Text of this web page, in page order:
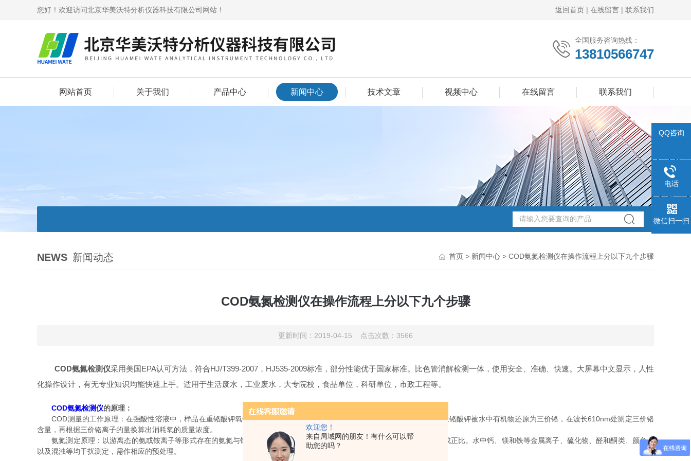
欢迎您！
来自局域网的朋友！有什么可以帮
助您的吗？
您好！欢迎访问北京华美沃特分析仪器科技有限公司网站！ 返回首页 | 在线留言 | 联系我们
全国服务咨询热线：
13810566747
网站首页 关于我们 产品中心 新闻中心 技术文章 视频中心 在线留言 联系我们
NEWS 新闻动态 首页 > 新闻中心 > COD氨氮检测仪在操作流程上分以下九个步骤
COD氨氮检测仪在操作流程上分以下九个步骤
更新时间：2019-04-15 点击次数：3566
COD氨氮检测仪采用美国EPA认可方法，符合HJ/T399-2007，HJ535-2009标准，部分性能优于国家标准。比色管消解检测一体，使用安全、准确、快速。大屏幕中文显示，人性
化操作设计，有无专业知识均能快速上手。适用于生活废水，工业废水，大专院校，食品单位，科研单位，市政工程等。
COD氨氮检测仪的原理：
COD测量的工作原理：在强酸性溶液中，样品在重铬酸钾氧化剂及复合催化剂作用下，于165℃密封催化消解样品10min，重铬酸钾被水中有机物还原为三价铬，在波长610nm处测定三价铬
含量，再根据三价铬离子的量换算出消耗氧的质量浓度。
氨氮测定原理：以游离态的氨或铵离子等形式存在的氨氮与钠氏试剂反应生成黄棕色络合物，该络合物的色度与氨氮的含量成正比。水中钙、镁和铁等金属离子、硫化物、醛和酮类、颜色，
以及混浊等均干扰测定，需作相应的预处理。
QQ咨询
电话
微信扫一扫